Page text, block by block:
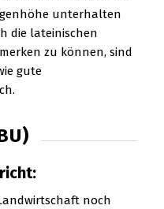
unterhalten
die lateinischen
zu können, sind
gute
noch